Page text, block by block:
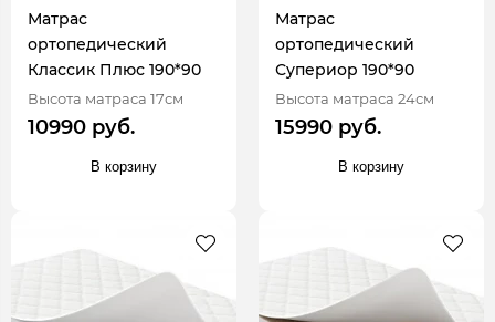
Матрас
ортопедический
Классик Плюс 190*90
Высота матраса 17см
10990 руб.
В корзину
Матрас
ортопедический
Супериор 190*90
Высота матраса 24см
15990 руб.
В корзину